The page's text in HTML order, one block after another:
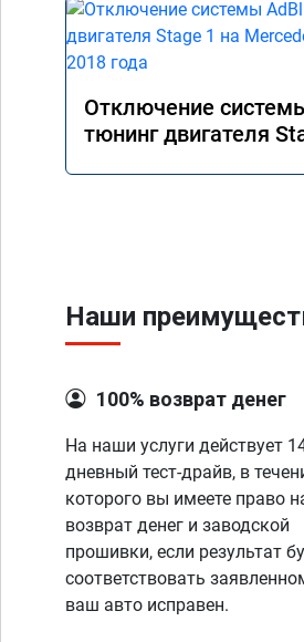
Отключение
тюнинг двигателя
Наши
100% возврат денег
На наши услуги действует
дневный тест-драйв, в
которого вы имеете право
возврат денег и заводской
прошивки, если результат
соответствовать
ваш авто исправен.